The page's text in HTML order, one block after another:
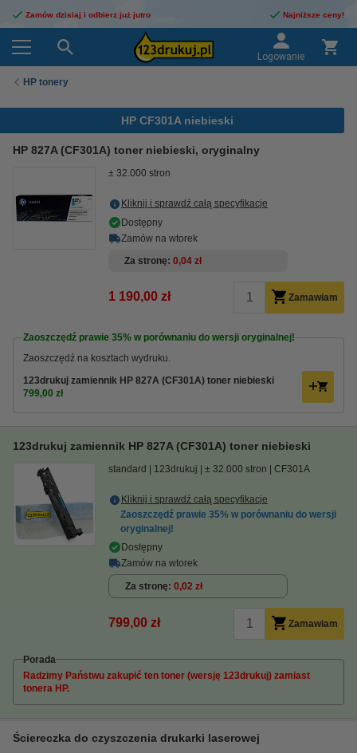
Zamów dzisiaj i odbierz już jutro Najniższe ceny!
Logowanie
HP tonery
HP CF301A niebieski
HP 827A (CF301A) toner niebieski, oryginalny
± 32.000 stron
Kliknij i sprawdź całą specyfikacje
Dostępny
Zamów na wtorek
Za stronę 0,04 zł
1 190,00 zł Zamawiam
Zaoszczędź prawie 35% w porównaniu do wersji oryginalnej!
Zaoszczędź na kosztach wydruku.
123drukuj zamiennik HP 827A (CF301A) toner niebieski
799,00 zł
123drukuj zamiennik HP 827A (CF301A) toner niebieski
standard 123drukuj ± 32.000 stron CF301A
Kliknij i sprawdź całą specyfikacje
Zaoszczędź prawie 35% w porównaniu do wersji
oryginalnej!
Dostępny
Zamów na wtorek
Za stronę 0,02 zł
799,00 zł Zamawiam
Porada
Radzimy Państwu zakupić ten toner (wersję 123drukuj) zamiast
tonera HP.
Ściereczka do czyszczenia drukarki laserowej